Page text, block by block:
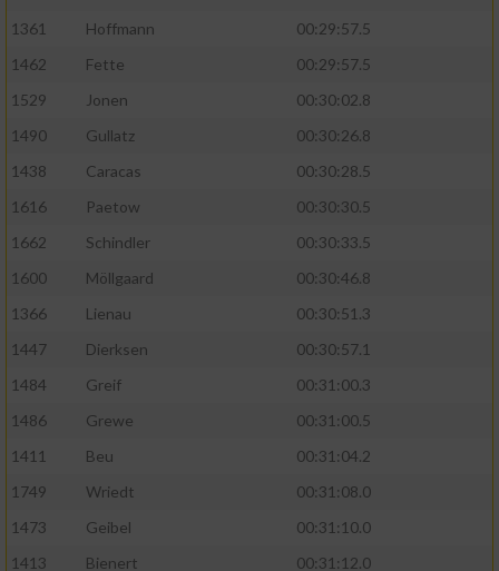
1361
Hoffmann
00:29:57.5
1462
Fette
00:29:57.5
1529
Jonen
00:30:02.8
1490
Gullatz
00:30:26.8
1438
Caracas
00:30:28.5
1616
Paetow
00:30:30.5
1662
Schindler
00:30:33.5
1600
Möllgaard
00:30:46.8
1366
Lienau
00:30:51.3
1447
Dierksen
00:30:57.1
1484
Greif
00:31:00.3
1486
Grewe
00:31:00.5
1411
Beu
00:31:04.2
1749
Wriedt
00:31:08.0
1473
Geibel
00:31:10.0
1413
Bienert 00:31:12.0